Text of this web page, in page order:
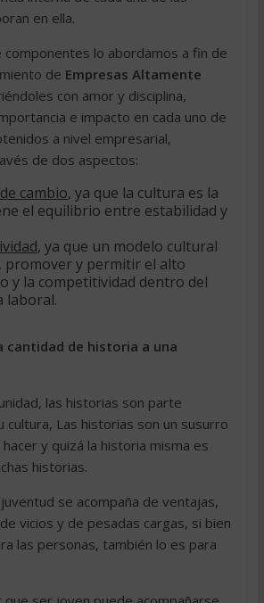
en ella.
componentes lo abordamos a fin de
de Empresas Altamente
con amor y disciplina,
e impacto en cada uno de
a nivel empresarial,
de dos aspectos:
cambio, ya que la cultura es la
el equilibrio entre estabilidad y
, ya que un modelo cultural
promover y permitir el alto
y la competitividad dentro del
laboral.
cantidad de historia a una
las historias son parte
cultura, Las historias son un susurro
y quizá la historia misma es
historias.
se acompaña de ventajas,
vicios y de pesadas cargas, si bien
las personas, también lo es para